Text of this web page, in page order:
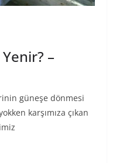
–
güneşe dönmesi
karşımıza çıkan